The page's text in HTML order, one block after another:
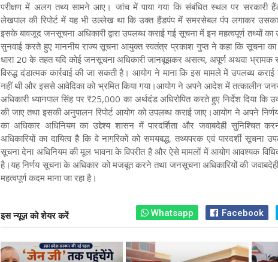
परीक्षण में अलग तथ्य सामने आए। जांच में पाया गया कि संबंधित स्थल पर सरकारी
लेखपाल की रिपोर्ट में यह भी उल्लेख था कि उक्त हैंडपंप में समरसेबल पंप लगाकर उसका
इसके बावजूद जनसूचना अधिकारी द्वारा उपलब्ध कराई गई सूचना में इन महत्वपूर्ण तथ्यों
सुनवाई करते हुए माननीय राज्य सूचना आयुक्त स्वतंत्र प्रकाश गुप्त ने कहा कि सूचना
धारा 20 के तहत यदि कोई जनसूचना अधिकारी जानबूझकर असत्य, अपूर्ण अथवा भ्रामक
विरुद्ध दंडात्मक कार्रवाई की जा सकती है। आयोग ने माना कि इस मामले में उपलब्ध
नहीं थी और इससे आवेदिका को भ्रमित किया गया।आयोग ने अपने आदेश में तत्कालीन
अधिकारी ध्यानपाल सिंह पर ₹25,000 का अर्थदंड अधिरोपित करते हुए निर्देश दिया
की जाए तथा इसकी अनुपालन रिपोर्ट आयोग को उपलब्ध कराई जाए।आयोग ने अपने
का अधिकार अधिनियम का उद्देश्य शासन में पारदर्शिता और जवाबदेही सुनिश्चित
अधिकारियों का दायित्व है कि वे नागरिकों को समयबद्ध, तथ्यपरक एवं पारदर्शी सूचना
सूचना देना अधिनियम की मूल भावना के विपरीत है और ऐसे मामलों में आयोग आवश्यक
है।यह निर्णय सूचना के अधिकार को मजबूत करने तथा जनसूचना अधिकारियों की
महत्वपूर्ण कदम माना जा रहा है।
इस न्यूज़ को शेयर करें Whatsapp Facebook